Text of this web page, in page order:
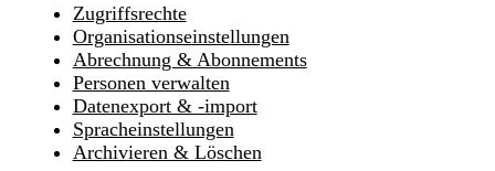
Zugriffsrechte
Organisationseinstellungen
Abrechnung & Abonnements
Personen verwalten
Datenexport & -import
Spracheinstellungen
Archivieren & Löschen